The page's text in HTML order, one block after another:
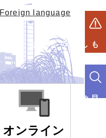
Foreign language
もしものときは
オンライン